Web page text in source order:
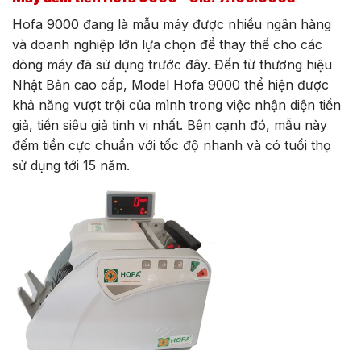
Hofa 9000 đang là mẫu máy được nhiều ngân hàng
và doanh nghiệp lớn lựa chọn để thay thế cho các
dòng máy đã sử dụng trước đây. Đến từ thương hiệu
Nhật Bản cao cấp, Model Hofa 9000 thể hiện được
khả năng vượt trội của mình trong việc nhận diện tiền
giả, tiền siêu giả tinh vi nhất. Bên cạnh đó, mẫu này
đếm tiền cực chuẩn với tốc độ nhanh và có tuổi thọ
sử dụng tới 15 năm.